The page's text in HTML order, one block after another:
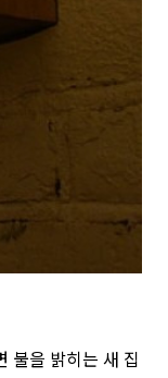
불을 밝히는 새 집